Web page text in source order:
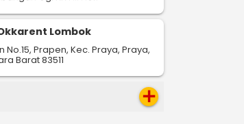
Lombok
No.15, Prapen, Kec. Praya, Praya,
Barat 83511
add